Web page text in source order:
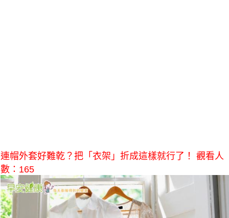
連帽外套好難乾？把「衣架」折成這樣就行了！ 觀看人
數：165